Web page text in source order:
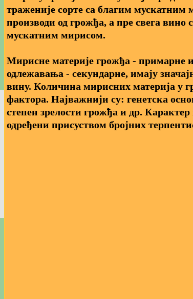
траженије сорте са благим мускатним
производи од грожђа, а пре свега
мускатним мирисом.
Мирисне материје грожђа - примарне
одлежавања - секундарне, имају
вину. Количина мирисних материја у
фактора. Најважнији су: генетска
степен зрелости грожђа и др.
одређени присуством бројних